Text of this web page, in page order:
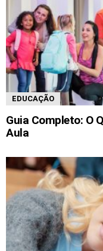
EDUCAÇÃO
Guia Completo: O
Aula